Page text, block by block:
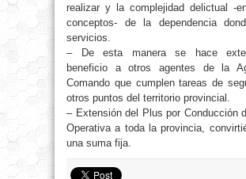
realizar y la complejidad delictual -
conceptos- de la dependencia
servicios.
– De esta manera se hace
beneficio a otros agentes de la
Comando que cumplen tareas de
otros puntos del territorio provincial.
– Extensión del Plus por Conducción
Operativa a toda la provincia,
una suma fija.